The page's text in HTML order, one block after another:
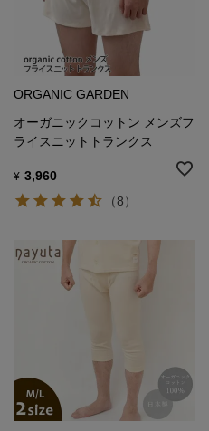
ORGANIC GARDEN
オーガニックコットン メンズフ
ライスニットトランクス
¥ 3,960
（8）